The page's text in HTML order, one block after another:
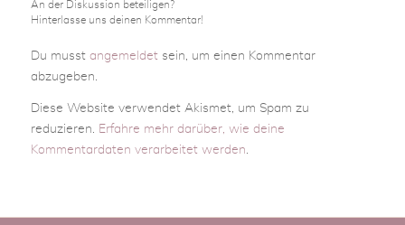
An der Diskussion beteiligen?
Hinterlasse uns deinen Kommentar!
Du musst angemeldetsein, um einen Kommentar
abzugeben.
Diese Website verwendet Akismet, um Spam zu
reduzieren.
Erfahre mehr darüber, wie deine
Kommentardaten verarbeitet werden